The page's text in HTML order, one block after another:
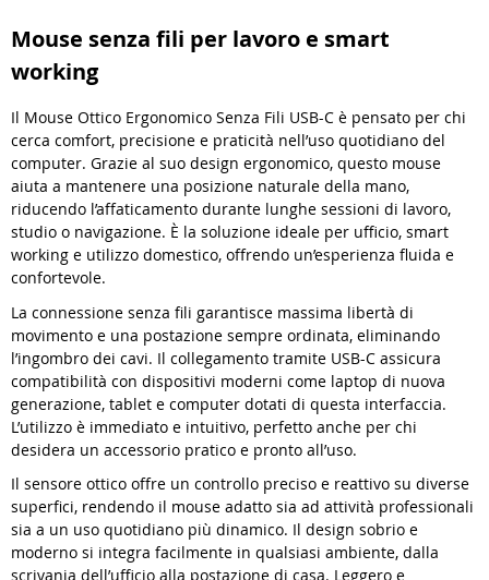
Mouse senza fili per lavoro e smart
working
Il Mouse Ottico Ergonomico Senza Fili USB-C è pensato per chi
cerca comfort, precisione e praticità nell’uso quotidiano del
computer. Grazie al suo design ergonomico, questo mouse
aiuta a mantenere una posizione naturale della mano,
riducendo l’affaticamento durante lunghe sessioni di lavoro,
studio o navigazione. È la soluzione ideale per ufficio, smart
working e utilizzo domestico, offrendo un’esperienza fluida e
confortevole.
La connessione senza fili garantisce massima libertà di
movimento e una postazione sempre ordinata, eliminando
l’ingombro dei cavi. Il collegamento tramite USB-C assicura
compatibilità con dispositivi moderni come laptop di nuova
generazione, tablet e computer dotati di questa interfaccia.
L’utilizzo è immediato e intuitivo, perfetto anche per chi
desidera un accessorio pratico e pronto all’uso.
Il sensore ottico offre un controllo preciso e reattivo su diverse
superfici, rendendo il mouse adatto sia ad attività professionali
sia a un uso quotidiano più dinamico. Il design sobrio e
moderno si integra facilmente in qualsiasi ambiente, dalla
scrivania dell’ufficio alla postazione di casa. Leggero e